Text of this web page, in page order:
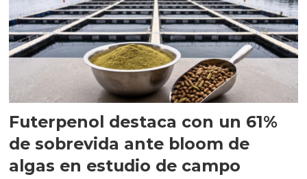
Futerpenol destaca con un 61%
de sobrevida ante bloom de
algas en estudio de campo